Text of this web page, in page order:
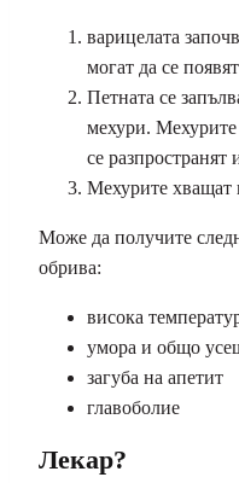
варицелата
могат да се
Петната се
мехури. Мехурите
се разпространят
Мехурите хващат
Може да получите
обрива:
висока
умора и общо
загуба на апетит
главоболие
Лекар?